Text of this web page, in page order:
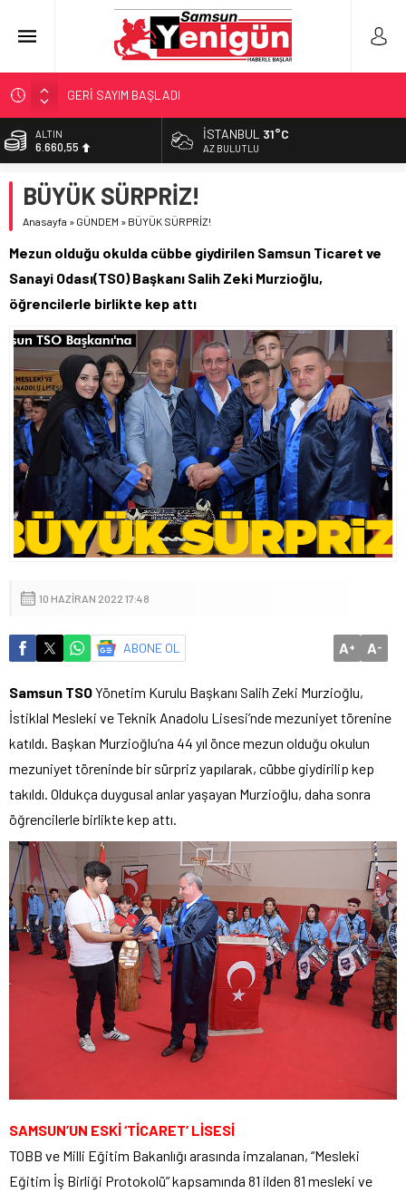
GERİ SAYIM BAŞLADI
SAMSUNSPOR’DA HEDEF 5’İNCİLİK!
‘BAFRA’YA YATIRIM YAPIN!’
YÖNETİCİ SEÇERKEN YAPILAN EN BÜYÜK HATALAR
ALTIN
6.660,55
13.779,39
DOLAR
55,1881
İSTANBUL 31°C
AZ BULUTLU
BÜYÜK SÜRPRİZ!
Anasayfa » GÜNDEM » BÜYÜK SÜRPRİZ!
Mezun olduğu okulda cübbe giydirilen Samsun Ticaret ve
Sanayi Odası(TSO) Başkanı Salih Zeki Murzioğlu,
öğrencilerle birlikte kep attı
10 HAZIRAN 2022 17:48
ABONE OL A+ A-
Samsun TSOYönetim Kurulu Başkanı Salih Zeki Murzioğlu,
İstiklal Mesleki ve Teknik Anadolu Lisesi’nde mezuniyet törenine
katıldı. Başkan Murzioğlu’na 44 yıl önce mezun olduğu okulun
mezuniyet töreninde bir sürpriz yapılarak, cübbe giydirilip kep
takıldı. Oldukça duygusal anlar yaşayan Murzioğlu, daha sonra
öğrencilerle birlikte kep attı.
SAMSUN’UN ESKİ ‘TİCARET’ LİSESİ
TOBB ve Milli Eğitim Bakanlığı arasında imzalanan, “Mesleki
Eğitim İş Birliği Protokolü” kapsamında 81 ilden 81 mesleki ve